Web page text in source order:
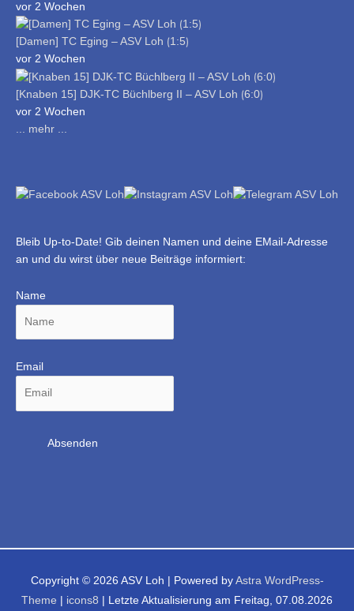
vor 2 Wochen
[Damen] TC Eging – ASV Loh ⟮1:5⟯
vor 2 Wochen
[Knaben 15] DJK-TC Büchlberg II – ASV Loh ⟮6:0⟯
vor 2 Wochen
... mehr ...
Bleib Up-to-Date! Gib deinen Namen und deine EMail-Adresse
an und du wirst über neue Beiträge informiert:
Name
Email
Copyright © 2026 ASV Loh | Powered by Astra WordPress-
Theme
icons8 | Letzte Aktualisierung am Freitag, 07.08.2026